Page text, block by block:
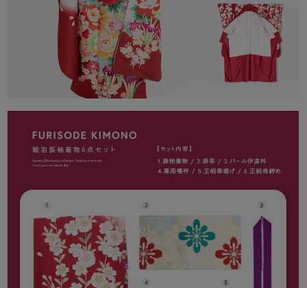
[梱包・包装について]
ゴミ削減とお客様に少しでも安くご提供出来るようにコストダウ
ンに努めています。
過剰梱包をしないエコ出荷にて商品を出荷しています。
なお、包装等での理由による返品、交換は固くお断りいたしてお
ります。
ご了承ください。
初期不良のみ返品交換を承っております。(当店送料負担)
詳しくはこちらをご確認ください。